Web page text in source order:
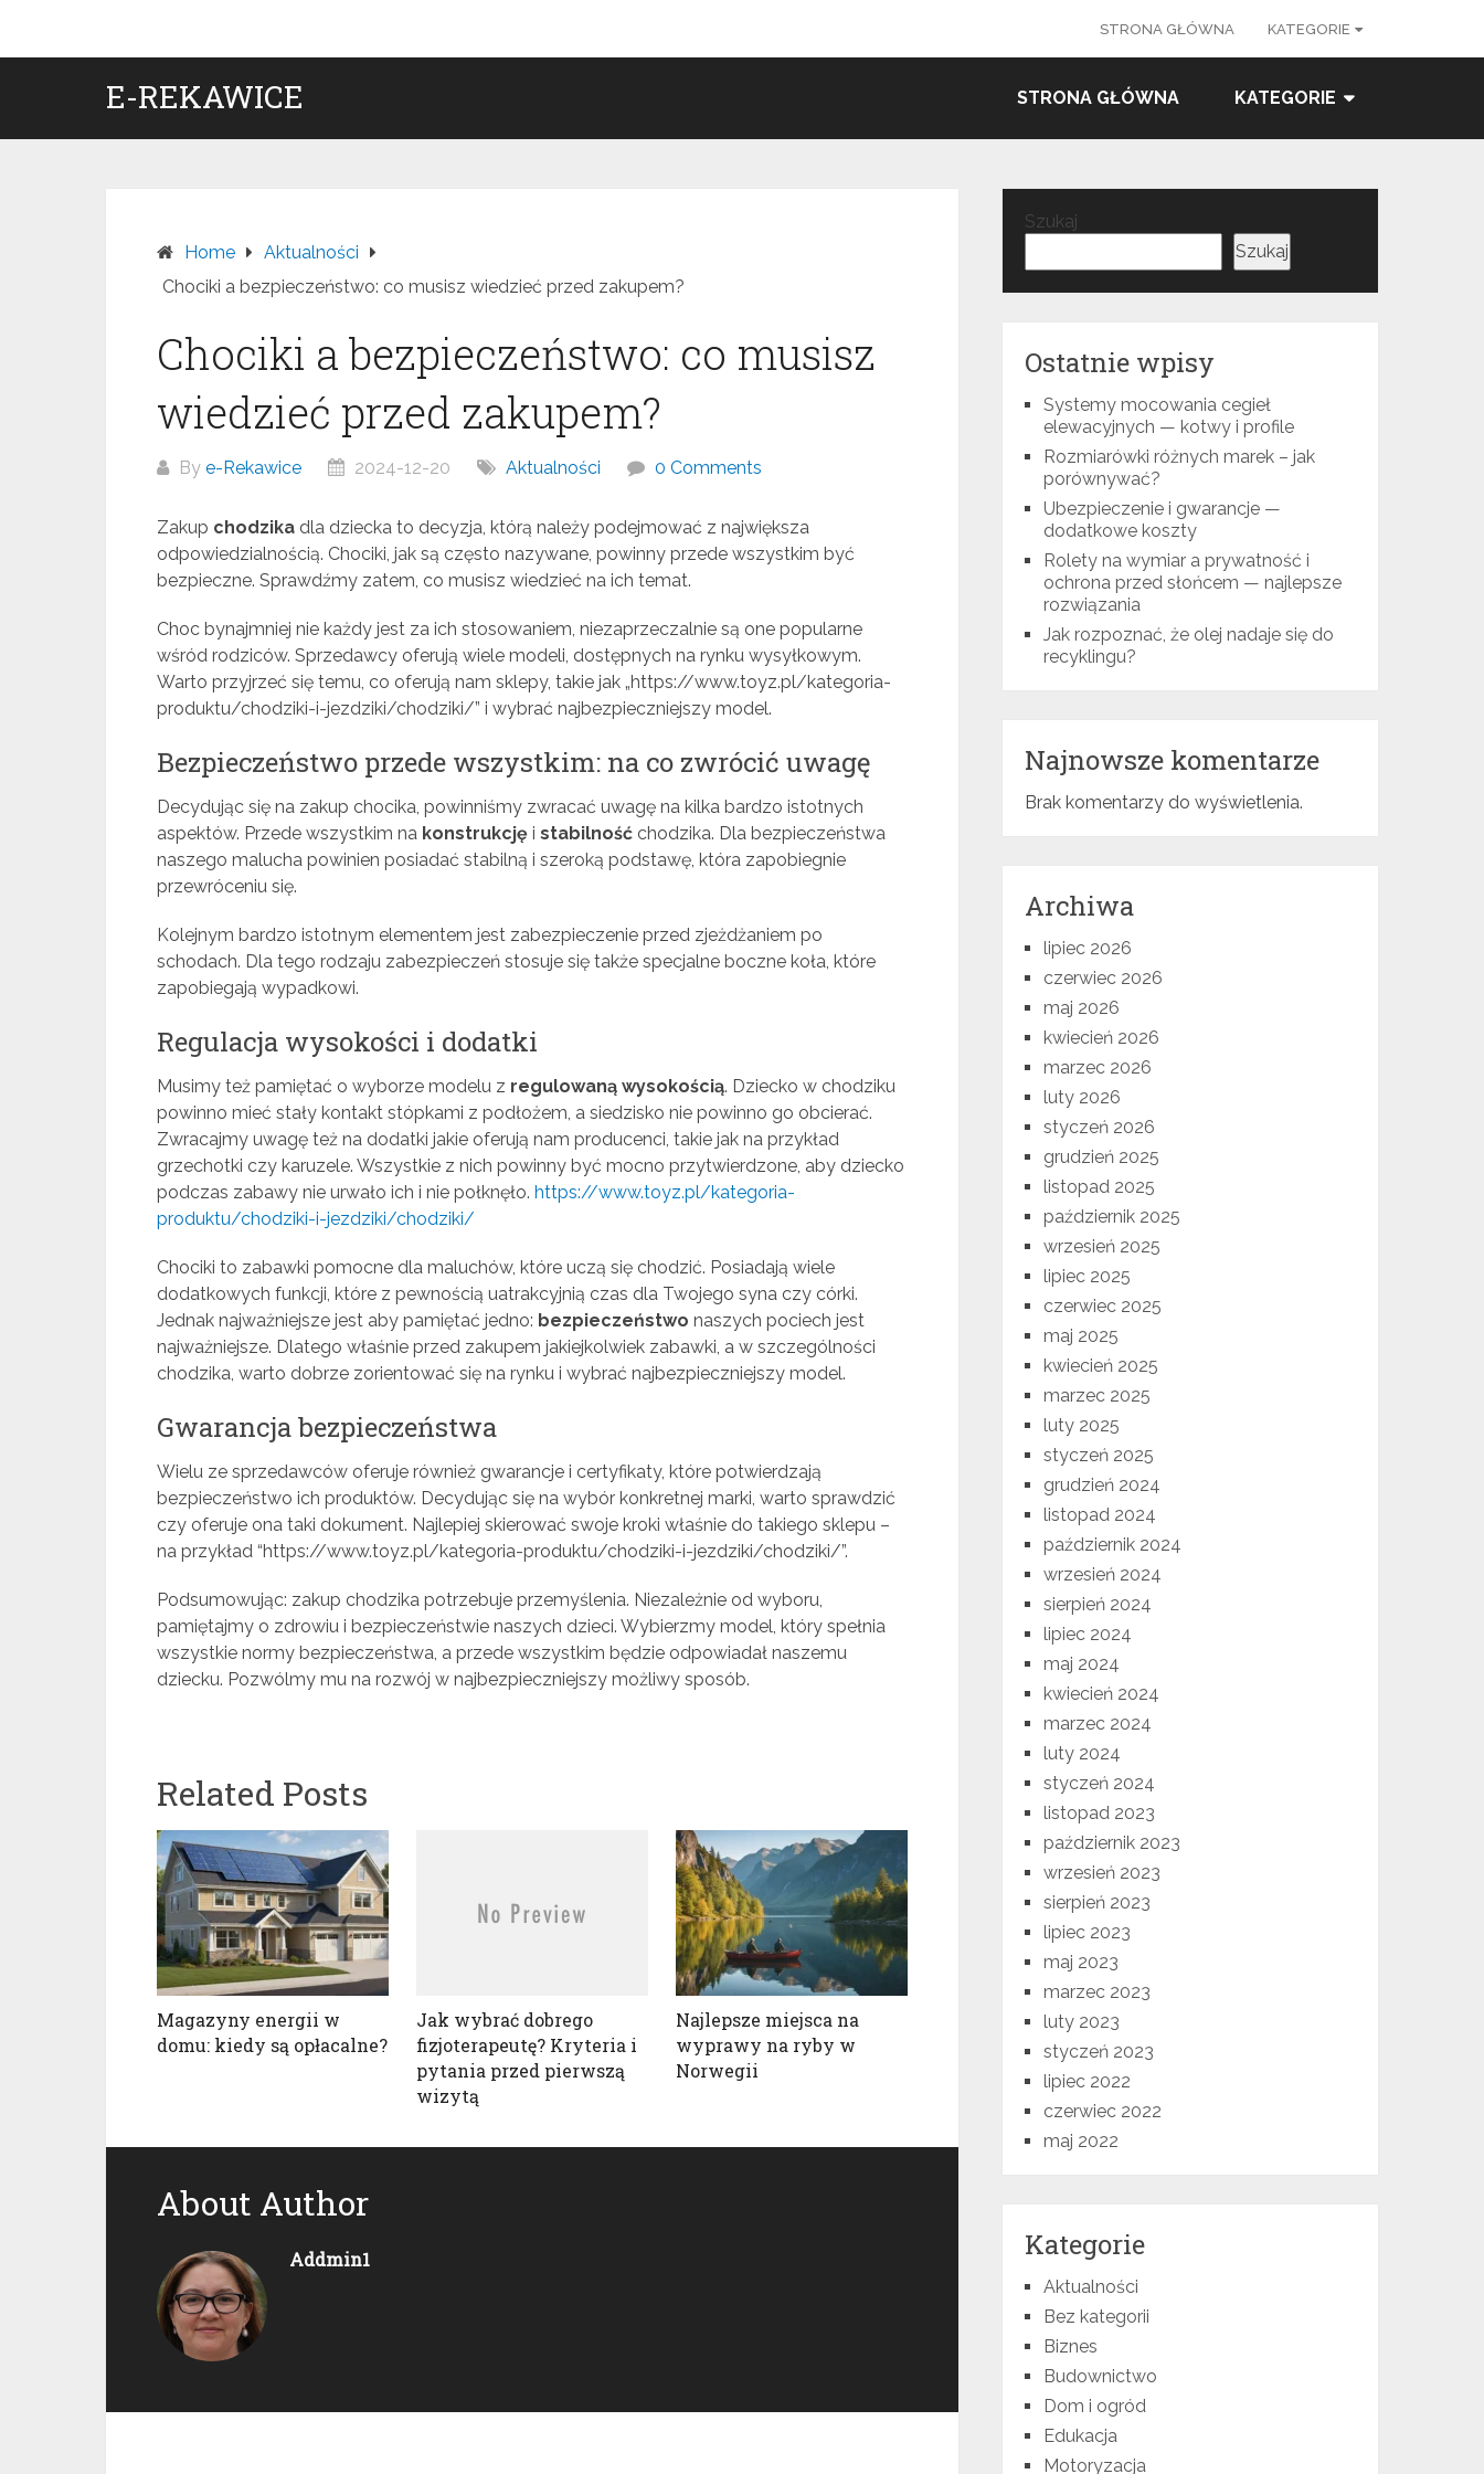
content
STRONA GŁÓWNA KATEGORIE
E-REKAWICE STRONA GŁÓWNA KATEGORIE
Home
Aktualności
Chociki a bezpieczeństwo: co musisz wiedzieć przed zakupem?
Chociki a bezpieczeństwo: co musisz
wiedzieć przed zakupem?
By e-Rekawice 2024-12-20 Aktualności 0 Comments
Zakup chodzika dla dziecka to decyzja, którą należy podejmować z największa
odpowiedzialnością. Chociki, jak są często nazywane, powinny przede wszystkim być
bezpieczne. Sprawdźmy zatem, co musisz wiedzieć na ich temat.
Choc bynajmniej nie każdy jest za ich stosowaniem, niezaprzeczalnie są one popularne
wśród rodziców. Sprzedawcy oferują wiele modeli, dostępnych na rynku wysyłkowym.
Warto przyjrzeć się temu, co oferują nam sklepy, takie jak „https://www.toyz.pl/kategoria-
produktu/chodziki-i-jezdziki/chodziki/” i wybrać najbezpieczniejszy model.
Bezpieczeństwo przede wszystkim: na co zwrócić uwagę
Decydując się na zakup chocika, powinniśmy zwracać uwagę na kilka bardzo istotnych
aspektów. Przede wszystkim na konstrukcję i stabilność chodzika. Dla bezpieczeństwa
naszego malucha powinien posiadać stabilną i szeroką podstawę, która zapobiegnie
przewróceniu się.
Kolejnym bardzo istotnym elementem jest zabezpieczenie przed zjeżdżaniem po
schodach. Dla tego rodzaju zabezpieczeń stosuje się także specjalne boczne koła, które
zapobiegają wypadkowi.
Regulacja wysokości i dodatki
Musimy też pamiętać o wyborze modelu z regulowaną wysokością. Dziecko w chodziku
powinno mieć stały kontakt stópkami z podłożem, a siedzisko nie powinno go obcierać.
Zwracajmy uwagę też na dodatki jakie oferują nam producenci, takie jak na przykład
grzechotki czy karuzele. Wszystkie z nich powinny być mocno przytwierdzone, aby dziecko
podczas zabawy nie urwało ich i nie połknęło. https://www.toyz.pl/kategoria-
produktu/chodziki-i-jezdziki/chodziki/
Chociki to zabawki pomocne dla maluchów, które uczą się chodzić. Posiadają wiele
dodatkowych funkcji, które z pewnością uatrakcyjnią czas dla Twojego syna czy córki.
Jednak najważniejsze jest aby pamiętać jedno: bezpieczeństwo naszych pociech jest
najważniejsze. Dlatego właśnie przed zakupem jakiejkolwiek zabawki, a w szczególności
chodzika, warto dobrze zorientować się na rynku i wybrać najbezpieczniejszy model.
Gwarancja bezpieczeństwa
Wielu ze sprzedawców oferuje również gwarancje i certyfikaty, które potwierdzają
bezpieczeństwo ich produktów. Decydując się na wybór konkretnej marki, warto sprawdzić
czy oferuje ona taki dokument. Najlepiej skierować swoje kroki właśnie do takiego sklepu –
na przykład “https://www.toyz.pl/kategoria-produktu/chodziki-i-jezdziki/chodziki/”.
Podsumowując: zakup chodzika potrzebuje przemyślenia. Niezależnie od wyboru,
pamiętajmy o zdrowiu i bezpieczeństwie naszych dzieci. Wybierzmy model, który spełnia
wszystkie normy bezpieczeństwa, a przede wszystkim będzie odpowiadał naszemu
dziecku. Pozwólmy mu na rozwój w najbezpieczniejszy możliwy sposób.
Related Posts
Magazyny energii w
domu: kiedy są opłacalne?
Jak wybrać dobrego
fizjoterapeutę? Kryteria i
pytania przed pierwszą
wizytą
Najlepsze miejsca na
wyprawy na ryby w
Norwegii
About Author
Addmin1
Szukaj
Szukaj
Ostatnie wpisy
Systemy mocowania cegieł
elewacyjnych — kotwy i profile
Rozmiarówki różnych marek – jak
porównywać?
Ubezpieczenie i gwarancje —
dodatkowe koszty
Rolety na wymiar a prywatność i
ochrona przed słońcem — najlepsze
rozwiązania
Jak rozpoznać, że olej nadaje się do
recyklingu?
Najnowsze komentarze
Brak komentarzy do wyświetlenia.
Archiwa
lipiec 2026
czerwiec 2026
maj 2026
kwiecień 2026
marzec 2026
luty 2026
styczeń 2026
grudzień 2025
listopad 2025
październik 2025
wrzesień 2025
lipiec 2025
czerwiec 2025
maj 2025
kwiecień 2025
marzec 2025
luty 2025
styczeń 2025
grudzień 2024
listopad 2024
październik 2024
wrzesień 2024
sierpień 2024
lipiec 2024
maj 2024
kwiecień 2024
marzec 2024
luty 2024
styczeń 2024
listopad 2023
październik 2023
wrzesień 2023
sierpień 2023
lipiec 2023
maj 2023
marzec 2023
luty 2023
styczeń 2023
lipiec 2022
czerwiec 2022
maj 2022
Kategorie
Aktualności
Bez kategorii
Biznes
Budownictwo
Dom i ogród
Edukacja
Motoryzacja